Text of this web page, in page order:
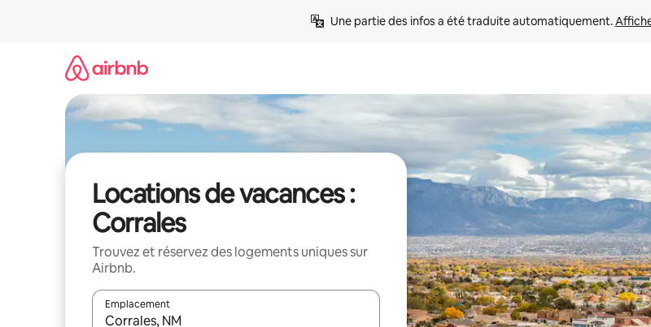
Une partie des infos a été traduite automatiquement.
Locations de vacances :
Corrales
Trouvez et réservez des logements uniques sur
Airbnb.
Emplacement
Quand les résultats sont affichés, parcourez-les en utilisant les flèches vers le haut et vers le bas, ou en